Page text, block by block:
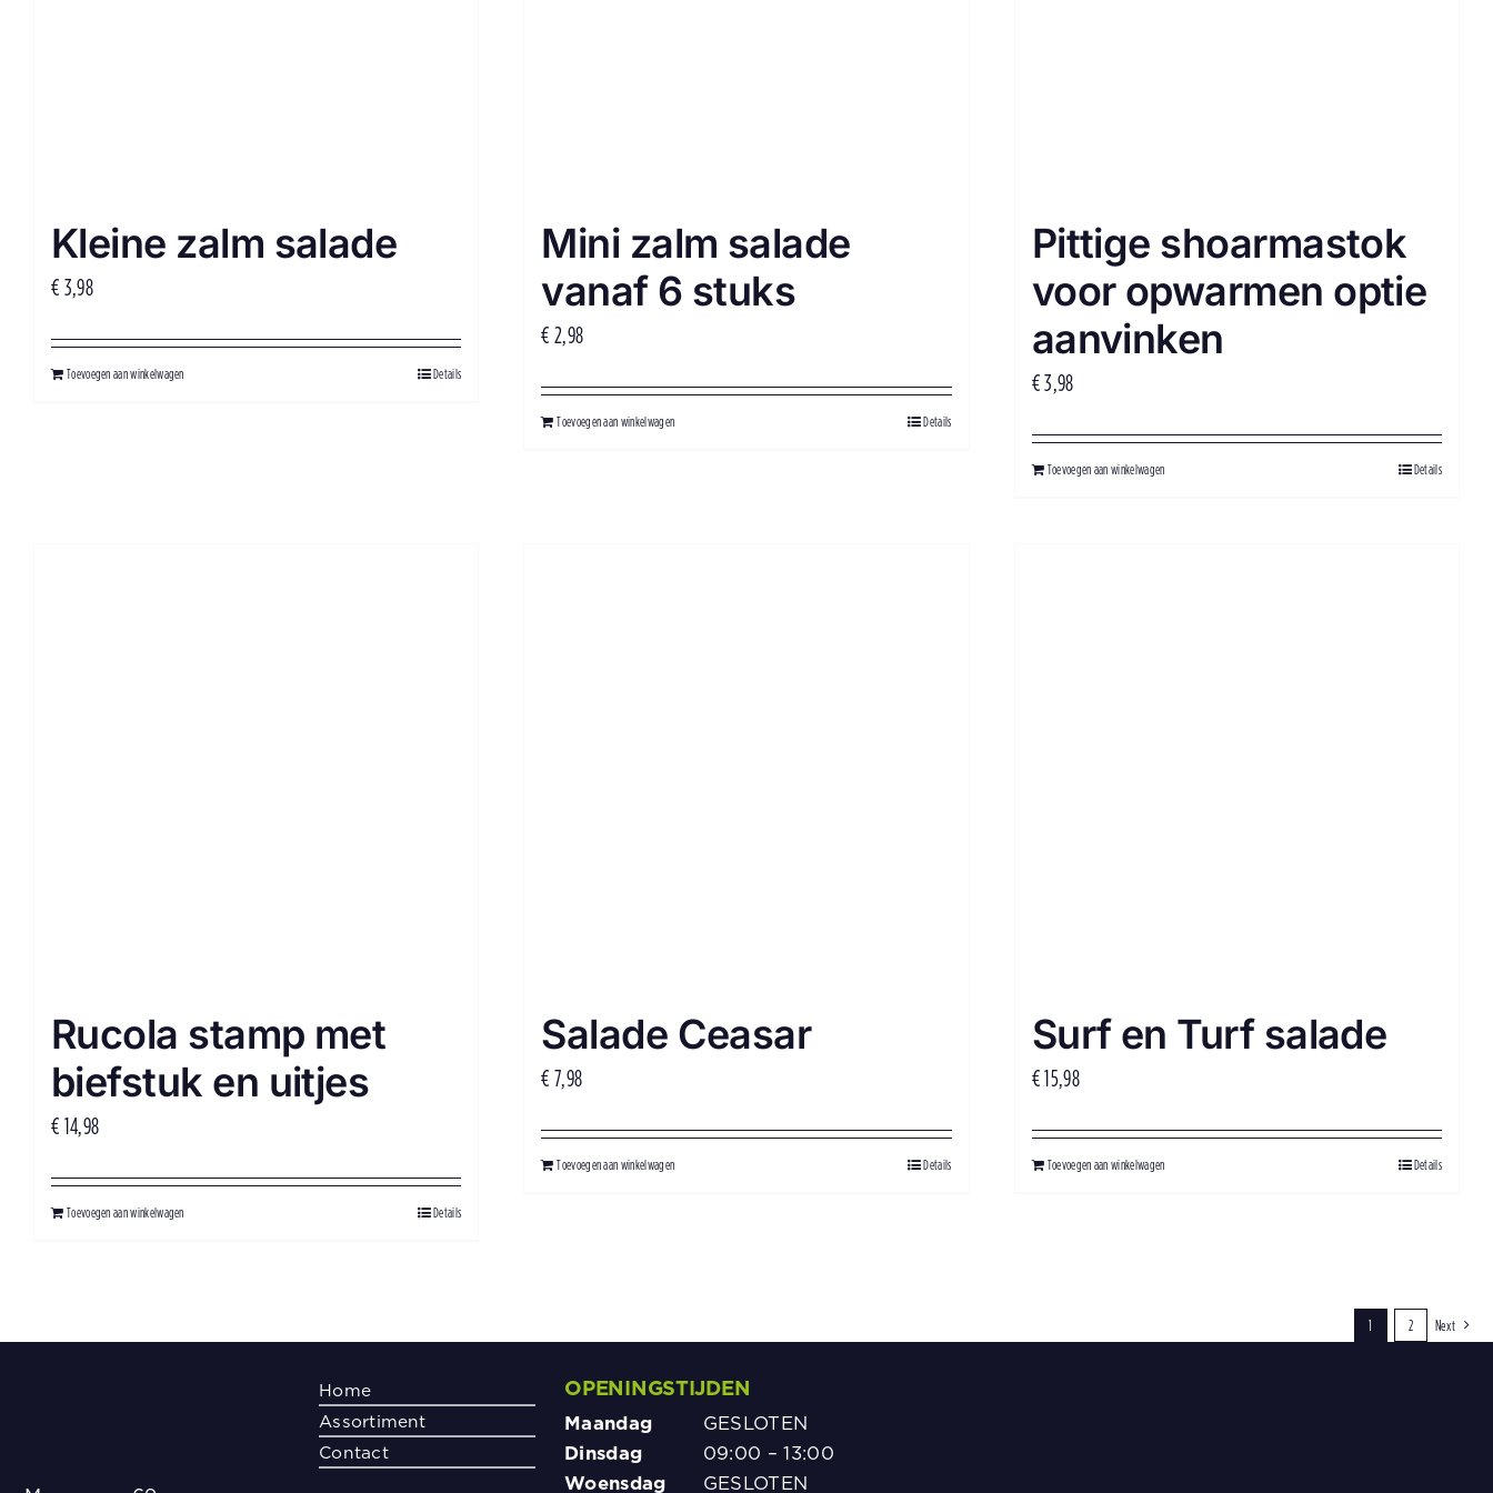
Kleine zalm salade
€3,98
Toevoegen aan winkelwagen Details
Mini zalm salade
vanaf 6 stuks
€2,98
Toevoegen aan winkelwagen Details
Pittige shoarmastok
voor opwarmen optie
aanvinken
€3,98
Toevoegen aan winkelwagen Details
Rucola stamp met
biefstuk en uitjes
€14,98
Toevoegen aan winkelwagen Details
Salade Ceasar
€7,98
Toevoegen aan winkelwagen Details
Surf en Turf salade
€15,98
Toevoegen aan winkelwagen Details
1 2 Next
Home
Assortiment
Contact
OPENINGSTIJDEN
Maandag
GESLOTEN
Dinsdag
09:00 – 13:00
Woensdag
GESLOTEN